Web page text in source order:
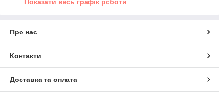
Показати весь графік роботи
Про нас
Контакти
Доставка та оплата